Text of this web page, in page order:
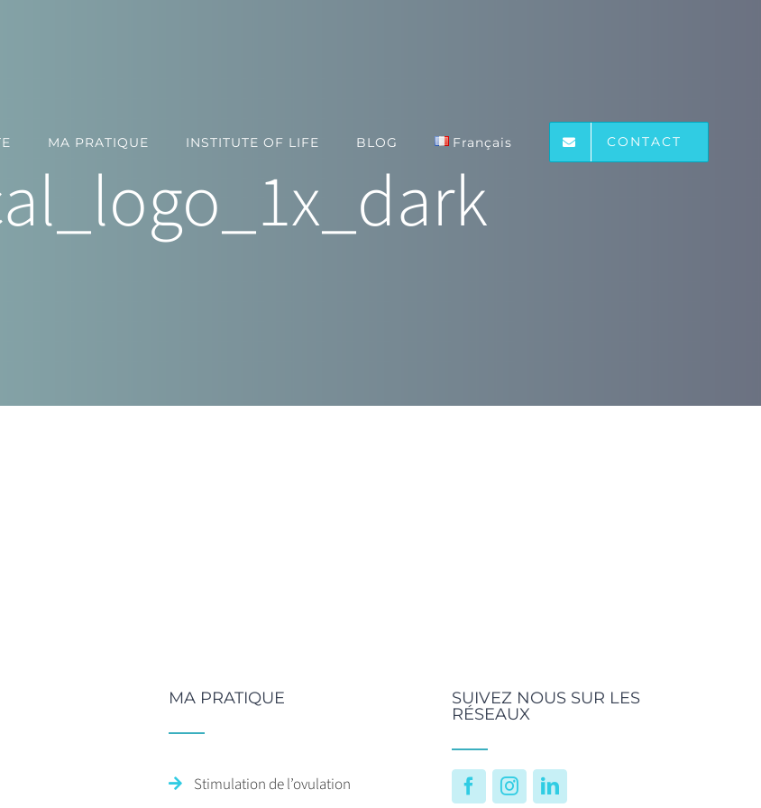
MA PRATIQUE INSTITUTE OF LIFE BLOG Français CONTACT
MA PRATIQUE
Stimulation de l’ovulation
SUIVEZ NOUS SUR LES
RÉSEAUX
FacebookInstagramLinkedIn